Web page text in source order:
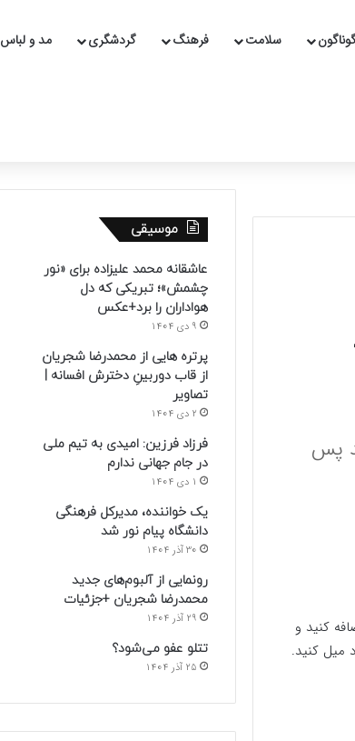
سلامت فرهنگ گردشگری مد و لباس
پس
و ا ليوان آب و اضافه کنید و
میل کنید.
موسیقی
عاشقانه محمد علیزاده برای «نور
چشمش»؛ تبریکی که دل
هواداران را برد+عکس
9 دی 1404
پرتره هایی از محمدرضا شجریان
از قاب دوربینِ دخترش افسانه |
تصاویر
2 دی 1404
فرزاد فرزین: امیدی به تیم ملی
در جام جهانی ندارم
1 دی 1404
یک خواننده، مدیرکل فرهنگی
دانشگاه پیام نور شد
30 آذر 1404
رونمایی از آلبوم‌های جدید
محمدرضا شجریان +جزئیات
29 آذر 1404
تتلو عفو می‌شود؟
25 آذر 1404